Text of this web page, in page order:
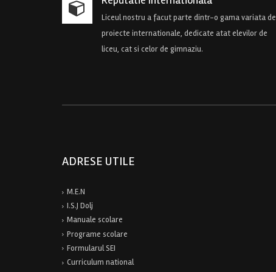
Liceul nostru a facut parte dintr-o gama variata de
proiecte internationale, dedicate atat elevilor de
liceu, cat si celor de gimnaziu.
ADRESE UTILE
M.E.N
I.S.J Dolj
Manuale scolare
Programe scolare
Formularul SEI
Curriculum national